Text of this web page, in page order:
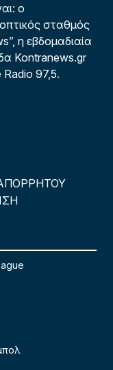
ο
σταθμός
η εβδομαδιαία
Kontranews.gr
97,5.